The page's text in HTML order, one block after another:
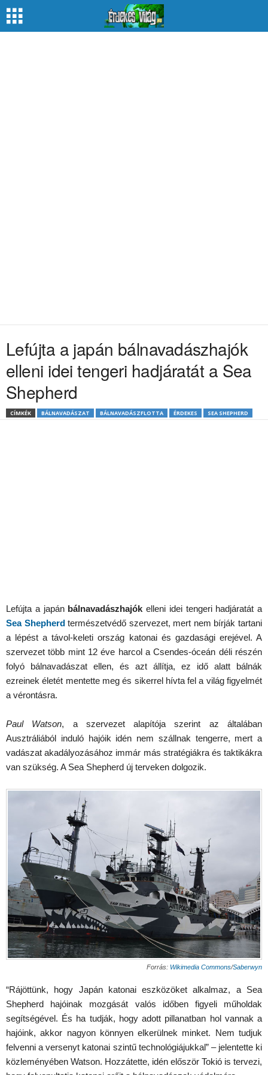
Lefújta a japán bálnavadászhajók
elleni idei tengeri hadjáratát a Sea
Shepherd
CÍMKÉK BÁLNAVADÁSZAT BÁLNAVADÁSZFLOTTA ÉRDEKES SEA SHEPHERD
Lefújta a japán bálnavadászhajók elleni idei tengeri hadjáratát a
Sea Shepherdtermészetvédő szervezet, mert nem bírják tartani
a lépést a távol-keleti ország katonai és gazdasági erejével. A
szervezet több mint 12 éve harcol a Csendes-óceán déli részén
folyó bálnavadászat ellen, és azt állítja, ez idő alatt bálnák
ezreinek életét mentette meg és sikerrel hívta fel a világ figyelmét
a vérontásra.
Paul Watson, a szervezet alapítója szerint az általában
Ausztráliából induló hajóik idén nem szállnak tengerre, mert a
vadászat akadályozásához immár más stratégiákra és taktikákra
van szükség. A Sea Shepherd új terveken dolgozik.
Forrás: Wikimedia Commons/Saberwyn
“Rájöttünk, hogy Japán katonai eszközöket alkalmaz, a Sea
Shepherd hajóinak mozgását valós időben figyeli műholdak
segítségével. És ha tudják, hogy adott pillanatban hol vannak a
hajóink, akkor nagyon könnyen elkerülnek minket. Nem tudjuk
felvenni a versenyt katonai szintű technológiájukkal” – jelentette ki
közleményében Watson. Hozzátette, idén először Tokió is tervezi,